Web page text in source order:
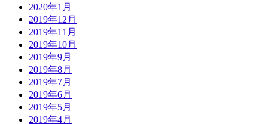
2020年1月
2019年12月
2019年11月
2019年10月
2019年9月
2019年8月
2019年7月
2019年6月
2019年5月
2019年4月